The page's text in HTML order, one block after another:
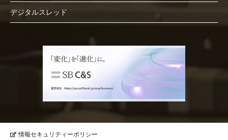
デジタルスレッド
情報セキュリティーポリシー